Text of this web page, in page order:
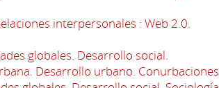
interpersonales : Web 2.0.
globales. Desarrollo social.
Desarrollo urbano. Conurbaciones